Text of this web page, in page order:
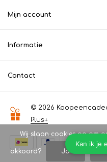
Mijn account
Informatie
Contact
© 2026
Plus+
Wij slaan cookies op om
akkoord? Ja